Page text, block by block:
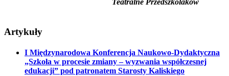
Teatralne Przedszkolaków
Artykuły
I Międzynarodowa Konferencja Naukowo-Dydaktyczna
„Szkoła w procesie zmiany – wyzwania współczesnej
edukacji” pod patronatem Starosty Kaliskiego